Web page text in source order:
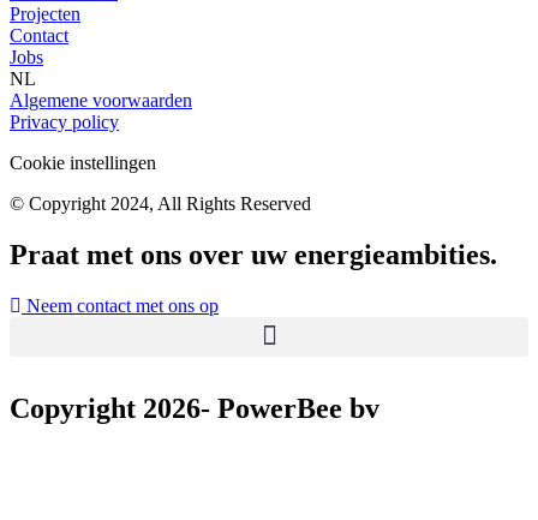
Projecten
Contact
Jobs
NL
Algemene voorwaarden
Privacy policy
Cookie instellingen
© Copyright 2024, All Rights Reserved
Praat met ons over uw energieambities.
Neem contact met ons op
Copyright 2026- PowerBee bv